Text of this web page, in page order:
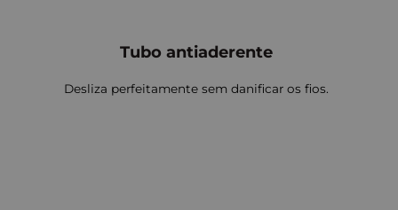
Tubo antiaderente
Desliza perfeitamente sem danificar os fios.